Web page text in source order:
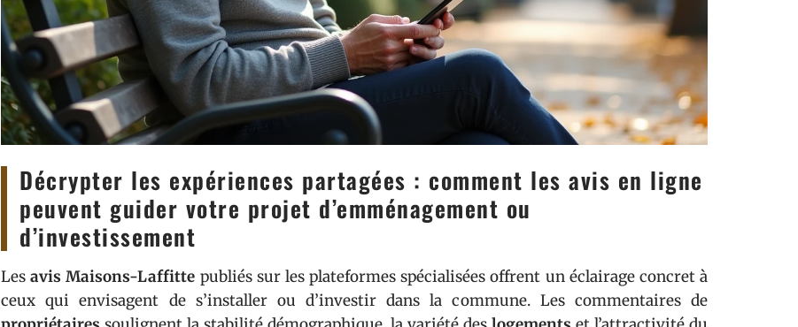
Décrypter les expériences partagées : comment les avis en ligne
peuvent guider votre projet d’emménagement ou
d’investissement
Lesavis Maisons-Laffitte publiés sur les plateformes spécialisées offrent un éclairage concret à
ceux qui envisagent de s’installer ou d’investir dans la commune. Les commentaires de